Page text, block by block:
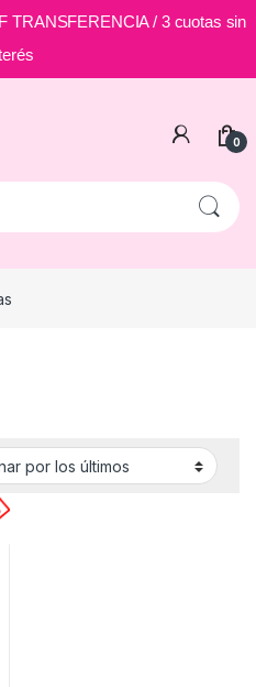
TRANSFERENCIA / 3 cuotas sin
0